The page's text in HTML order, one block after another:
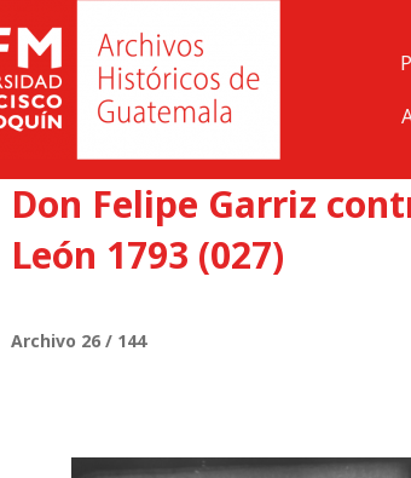
Don Felipe Garriz
León 1793 (027)
Archivo 26 / 144